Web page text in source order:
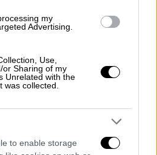
my
Advertising.
Use,
or Sharing of my
Unrelated with the
was collected.
to enable storage
«Πανθέοι» και
«Είχα δισταγμό»,
να
«Άγνωστο Πόλεμο».
τη γενιά την είχα
επικοινωνία με
Το '67, το '68, το
χρόνια απόσταση από